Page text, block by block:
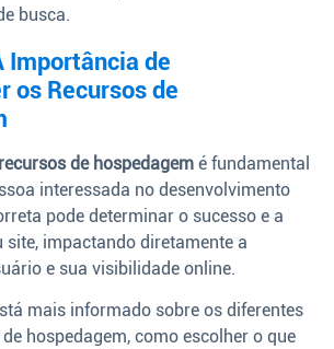
busca.
Importância de
os Recursos de
recursos de hospedagem é fundamental
interessada no desenvolvimento
pode determinar o sucesso e a
site, impactando diretamente a
e sua visibilidade online.
mais informado sobre os diferentes
hospedagem, como escolher o que